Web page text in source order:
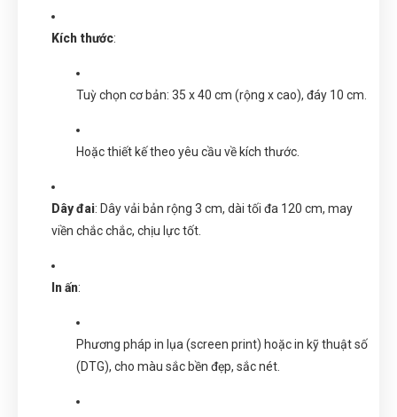
Kích thước:
Tuỳ chọn cơ bản: 35 x 40 cm (rộng x cao), đáy 10 cm.
Hoặc thiết kế theo yêu cầu về kích thước.
Dây đai: Dây vải bản rộng 3 cm, dài tối đa 120 cm, may
viền chắc chắc, chịu lực tốt.
In ấn:
Phương pháp in lụa (screen print) hoặc in kỹ thuật số
(DTG), cho màu sắc bền đẹp, sắc nét.